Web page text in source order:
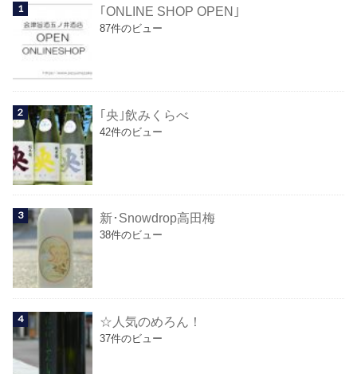
｢ONLINE SHOP OPEN｣
87件のビュー
｢央｣飲みくらべ
42件のビュー
新･Snowdrop高田梅
38件のビュー
☆人気のめろん！
37件のビュー